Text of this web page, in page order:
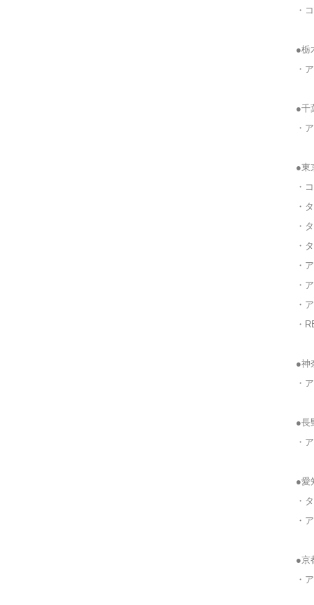
・
●栃
・
●千
・
●東
・
・
・
・
・
・
・
・
●神
・
●長
・
●愛
・
・
●京
・